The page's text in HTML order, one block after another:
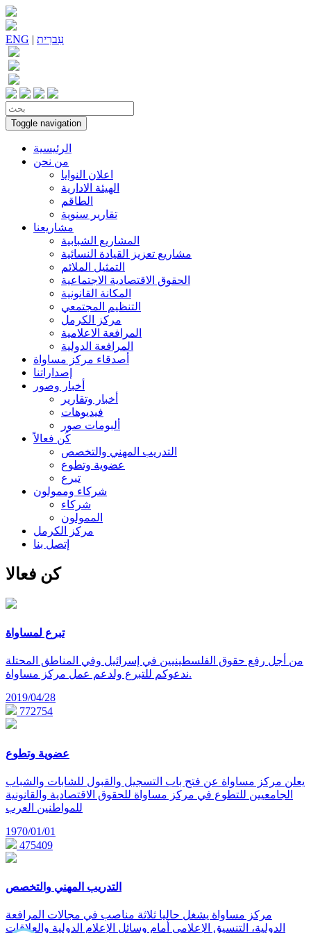
ENG | עִברִית
Toggle navigation
الرئيسية
من نحن
اعلان النوايا
الهيئة الادارية
الطاقم
تقارير سنوية
مشاريعنا
المشاريع الشبابية
مشاريع تعزيز القيادة النسائية
التمثيل الملائم
الحقوق الاقتصادية الاجتماعية
المكانة القانونية
التنظيم المجتمعي
مركز الكرمل
المرافعة الاعلامية
المرافعة الدولية
أصدقاء مركز مساواة
إصداراتنا
أخبار وصور
أخبار وتقارير
فيديوهات
ألبومات صور
كُن فعالاً
التدريب المهني والتخصص
عضوية وتطوع
تبرع
شركاء وممولون
شركاء
الممولون
مركز الكرمل
إتصل بنا
كن فعالا
تبرع لمساواة
من أجل رفع حقوق الفلسطينيين في إسرائيل وفي المناطق المحتلة
ندعوكم للتبرع ولدعم عمل مركز مساواة.
2019/04/28
772754
عضوية وتطوع
يعلن مركز مساواة عن فتح باب التسجيل والقبول للشابات والشباب
الجامعيين للتطوع في مركز مساواة للحقوق الاقتصادية والقانونية
للمواطنين العرب
1970/01/01
475409
التدريب المهني والتخصص
مركز مساواة يشغل حاليا ثلاثة مناصب في مجالات المرافعة
الدولية، التنسيق الإعلامي أمام وسائل الإعلام الدولية والعلاقات